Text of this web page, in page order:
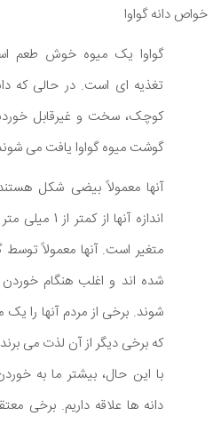
خواص دانه گواوا
گواوا یک میوه خوش طعم
تغذیه ای است. در حالی که
کوچک، سخت و غیرقابل
گوشت میوه گواوا یافت می
آنها معمولاً بیضی شکل
متغیر است. آنها معمولاً توسط
شده اند و اغلب هنگام خوردن
شوند. برخی از مردم آنها را یک
که برخی دیگر از آن لذت می
با این حال، بیشتر ما به
دانه ها علاقه داریم. برخی